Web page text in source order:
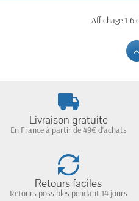
Affichage 1-6
Livraison gratuite
En France à partir de 49€ d'achats
Retours faciles
Retours possibles pendant 14 jours